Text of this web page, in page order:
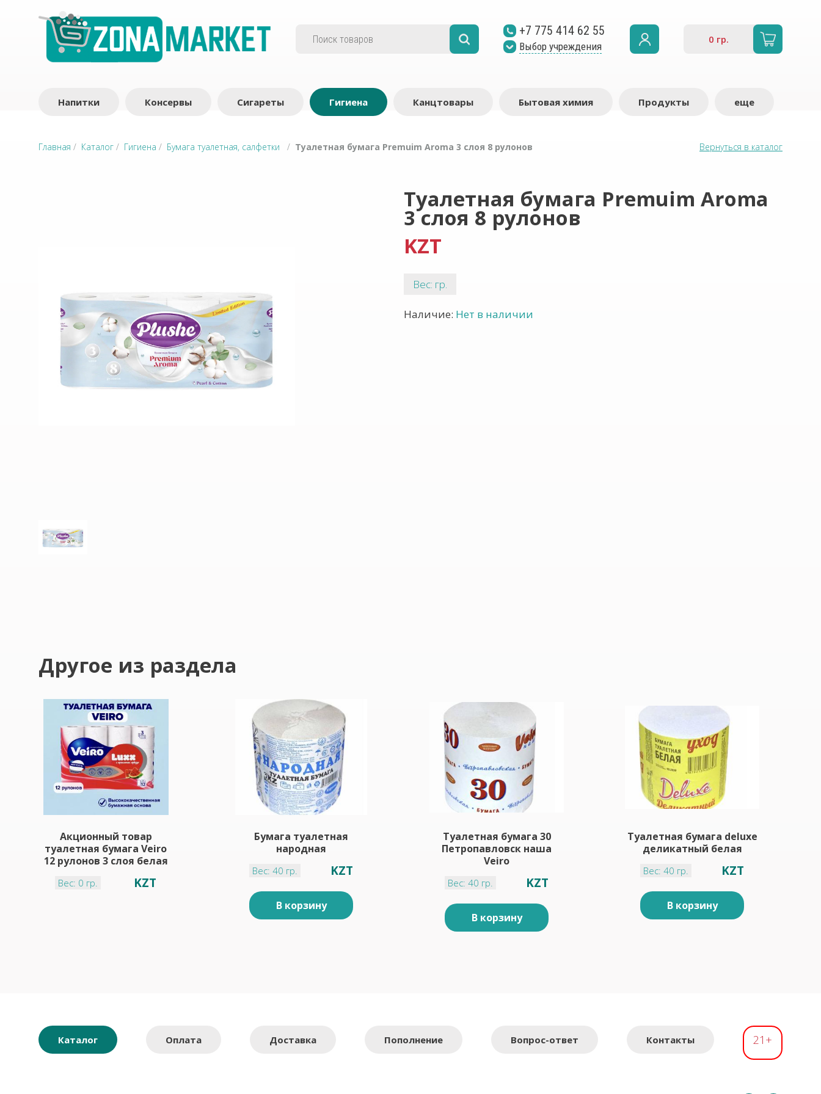
+7 775 414 62 55
Выбор учреждения
0 гр.
Напитки Консервы Сигареты Гигиена Канцтовары Бытовая химия Продукты еще
Главная / Каталог / Гигиена / Бумага туалетная, салфетки / Туалетная бумага Premuim Aroma 3 слоя 8 рулонов Вернуться в каталог
Туалетная бумага Premuim Aroma
3 слоя 8 рулонов
KZT
Вес: гр.
Наличие: Нет в наличии
Другое из раздела
Акционный товар
туалетная бумага Veiro
12 рулонов 3 слоя белая
Вес: 0 гр. KZT
Бумага туалетная
народная
Вес: 40 гр. KZT
В корзину
Туалетная бумага 30
Петропавловск наша
Veiro
Вес: 40 гр. KZT
В корзину
Туалетная бумага deluxe
деликатный белая
Вес: 40 гр. KZT
В корзину
Каталог Оплата Доставка Пополнение Вопрос-ответ Контакты 21+